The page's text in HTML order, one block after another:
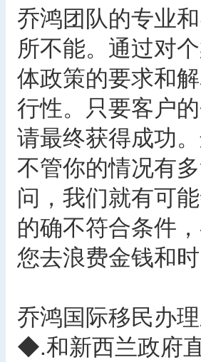
乔鸿团队的专业
所不能。通过对
体政策的要求和
行性。只要客户
请最终获得成功
不管你的情况有
问，我们就有可
的确不符合条件
您去浪费金钱和时
乔鸿国际移民办
◆.和新西兰政府